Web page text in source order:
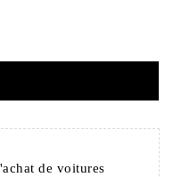
de voitures